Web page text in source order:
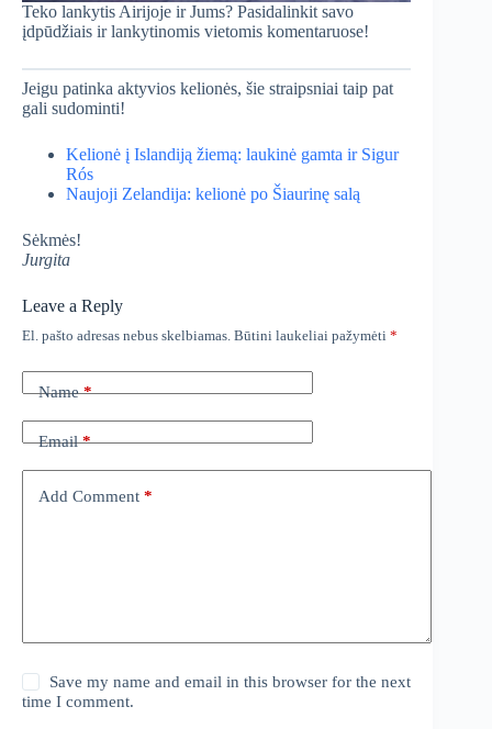
Teko lankytis Airijoje ir Jums? Pasidalinkit savo
įdpūdžiais ir lankytinomis vietomis komentaruose!
Jeigu patinka aktyvios kelionės, šie straipsniai taip pat
gali sudominti!
Kelionė į Islandiją žiemą: laukinė gamta ir Sigur
Rós
Naujoji Zelandija: kelionė po Šiaurinę salą
Sėkmės!
Jurgita
Leave a Reply
El. pašto adresas nebus skelbiamas. Būtini laukeliai pažymėti *
Name*
Email*
Add Comment *
Save my name and email in this browser for the next
time I comment.